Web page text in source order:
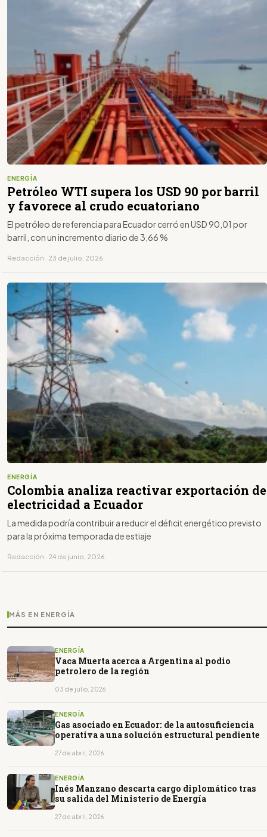
ENERGÍA
Petróleo WTI supera los USD 90 por barril
y favorece al crudo ecuatoriano
El petróleo de referencia para Ecuador cerró en USD 90,01 por
barril, con un incremento diario de 3,66 %
Redacción · 23 de julio, 2026
ENERGÍA
Colombia analiza reactivar exportación de
electricidad a Ecuador
La medida podría contribuir a reducir el déficit energético previsto
para la próxima temporada de estiaje
Redacción · 24 de junio, 2026
MÁS EN ENERGÍA
ENERGÍA
Vaca Muerta acerca a Argentina al podio
petrolero de la región
03 de julio, 2026
ENERGÍA
Gas asociado en Ecuador: de la autosuficiencia
operativa a una solución estructural pendiente
27 de abril, 2026
ENERGÍA
Inés Manzano descarta cargo diplomático tras
su salida del Ministerio de Energía
27 de abril, 2026